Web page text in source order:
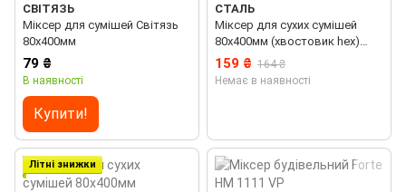
СВІТЯЗЬ
Міксер для сумішей Світязь
80х400мм
79 ₴
В наявності
Купити!
СТАЛЬ
Міксер для сухих сумішей
80х400мм (хвостовик hex)
Сталь
159 ₴ 164 ₴
Немає в наявності
Літні знижки